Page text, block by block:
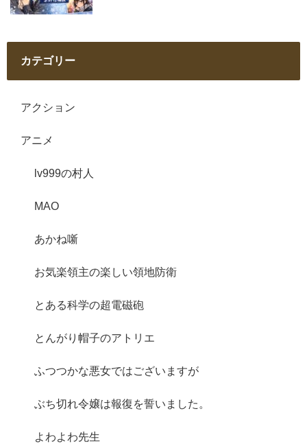
カテゴリー
アクション
アニメ
lv999の村人
MAO
あかね噺
お気楽領主の楽しい領地防衛
とある科学の超電磁砲
とんがり帽子のアトリエ
ふつつかな悪女ではございますが
ぶち切れ令嬢は報復を誓いました。
よわよわ先生